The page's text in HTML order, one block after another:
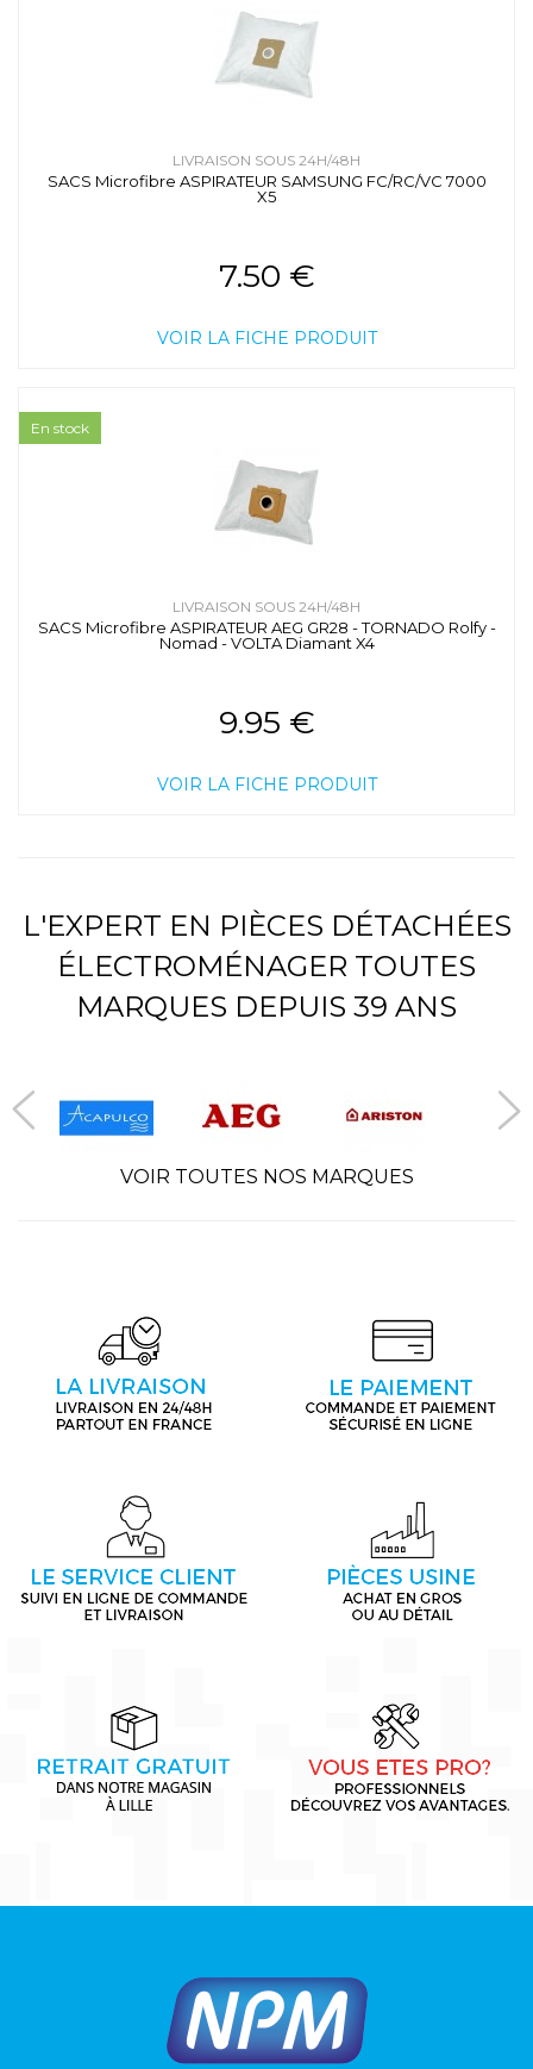
LIVRAISON SOUS 24H/48H
SACS Microfibre ASPIRATEUR SAMSUNG FC/RC/VC 7000
X5
7.50 €
VOIR LA FICHE PRODUIT
LIVRAISON SOUS 24H/48H
SACS Microfibre ASPIRATEUR AEG GR28 - TORNADO Rolfy -
Nomad - VOLTA Diamant X4
9.95 €
VOIR LA FICHE PRODUIT
En stock
L'EXPERT EN PIÈCES DÉTACHÉES
ÉLECTROMÉNAGER TOUTES
MARQUES DEPUIS 39 ANS
VOIR TOUTES NOS MARQUES